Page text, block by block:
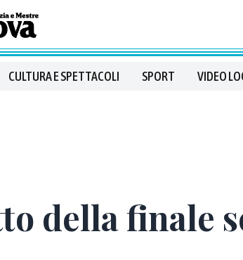
CULTURA E SPETTACOLI SPORT VIDEO
della finale